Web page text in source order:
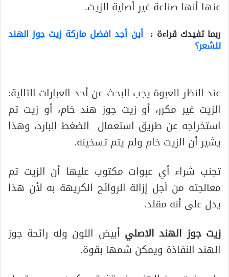
عنها أنها صناعة غير أصلية للزيت.
ربما تفيدك قراءة : أين أجد افضل ماركة زيت جوز الهند
للشعر؟
عند النظر للعبوة يجب البحث عن أحد العبارات التالية:
الزيت غير مكرر، أو زيت جوز هند خام، أو زيت تم
استخراجه عن طريق استعمال الضغط البارد، وهذا
يشير أن الزيت خام ولم يتم تسخينه.
تجنب شراء أي عبوات مكتوب عليها أن الزيت تم
معالجته من أجل إزالة الروائح الكريهة به لأن هذا
يدل على أنه مقلد.
زيت جوز الهند الاصلي أبيض اللون وله رائحة جوز
الهند النفاذة ويمكن شمها بقوة.